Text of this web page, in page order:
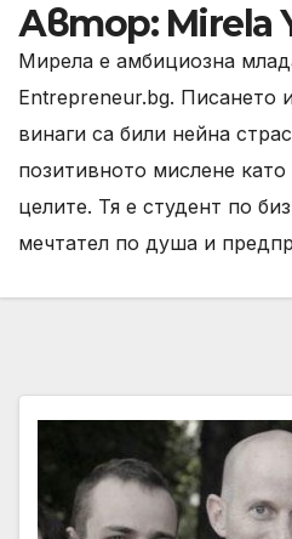
Автор: Mirela
Мирела е амбициозна
Entrepreneur.bg. Писането
винаги са били нейна
позитивното мислене
целите. Тя е студент по
мечтател по душа и